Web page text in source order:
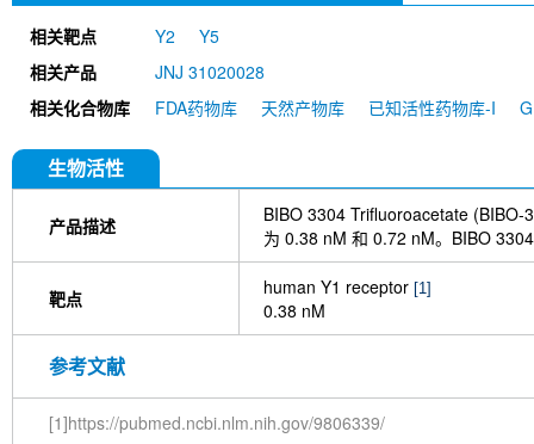
相关靶点 Y2
Y5
相关产品
JNJ 31020028
相关化合物库
FDA药物库 天然产物库 已知活性药物库-I
生物活性
产品描述
BIBO 3304 Trifluoroacetate
为 0.38 nM 和 0.72 nM。BIBO
靶点 human Y1 receptor [1]
0.38 nM
参考文献
[1]https://pubmed.ncbi.nlm.nih.gov/9806339/